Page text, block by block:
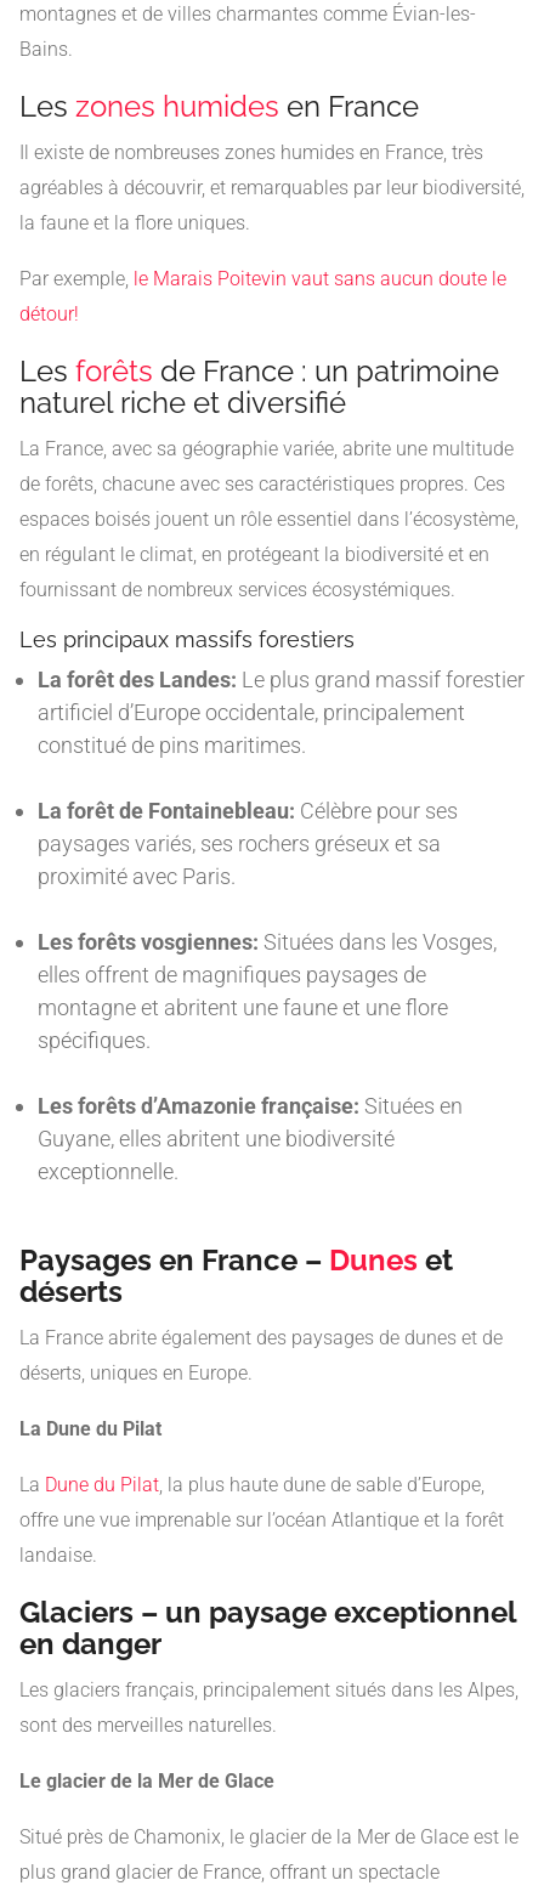
montagnes et de villes charmantes comme Évian-les-
Bains.
Les zones humides en France
Il existe de nombreuses zones humides en France, très
agréables à découvrir, et remarquables par leur biodiversité,
la faune et la flore uniques.
Par exemple, le Marais Poitevin vaut sans aucun doute le
détour!
Les forêts de France : un patrimoine
naturel riche et diversifié
La France, avec sa géographie variée, abrite une multitude
de forêts, chacune avec ses caractéristiques propres. Ces
espaces boisés jouent un rôle essentiel dans l’écosystème,
en régulant le climat, en protégeant la biodiversité et en
fournissant de nombreux services écosystémiques.
Les principaux massifs forestiers
La forêt des Landes: Le plus grand massif forestier
artificiel d’Europe occidentale, principalement
constitué de pins maritimes.
La forêt de Fontainebleau: Célèbre pour ses
paysages variés, ses rochers gréseux et sa
proximité avec Paris.
Les forêts vosgiennes: Situées dans les Vosges,
elles offrent de magnifiques paysages de
montagne et abritent une faune et une flore
spécifiques.
Les forêts d’Amazonie française: Situées en
Guyane, elles abritent une biodiversité
exceptionnelle.
Paysages en France – Dunes et
déserts
La France abrite également des paysages de dunes et de
déserts, uniques en Europe.
La Dune du Pilat
La Dune du Pilat , la plus haute dune de sable d’Europe,
offre une vue imprenable sur l’océan Atlantique et la forêt
landaise.
Glaciers – un paysage exceptionnel
en danger
Les glaciers français, principalement situés dans les Alpes,
sont des merveilles naturelles.
Le glacier de la Mer de Glace
Situé près de Chamonix, le glacier de la Mer de Glace est le
plus grand glacier de France, offrant un spectacle